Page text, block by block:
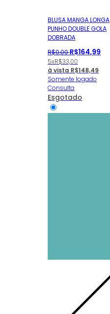
BLUSA MANGA LONGA
PUNHO DOUBLE GOLA
DOBRADA
R$0,00 R$164,99
5xR$33,00
à vista R$148,49
Somente logado
Consulta
Esgotado